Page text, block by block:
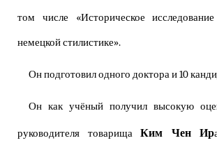
том числе «Историческое
немецкой стилистике».
Он подготовил одного доктора и 10
Он как учёный получил высокую
руководителя товарища Ким Чен Ир